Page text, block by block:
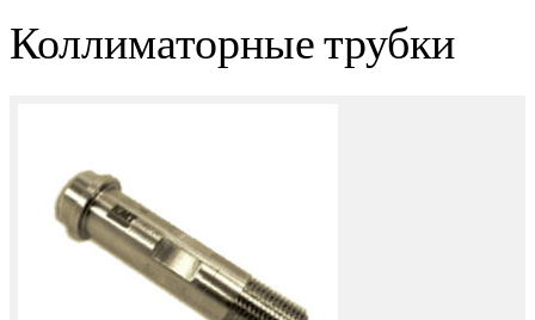
Коллиматорные трубки